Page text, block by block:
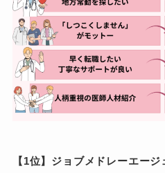
【1位】ジョブメドレーエー